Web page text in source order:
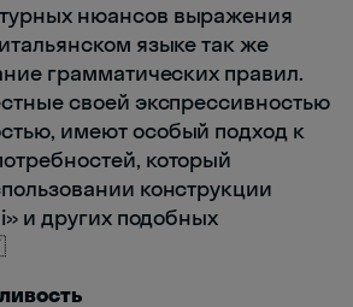
нюансов выражения
языке так же
грамматических правил.
своей экспрессивностью
имеют особый подход к
который
конструкции
и других подобных